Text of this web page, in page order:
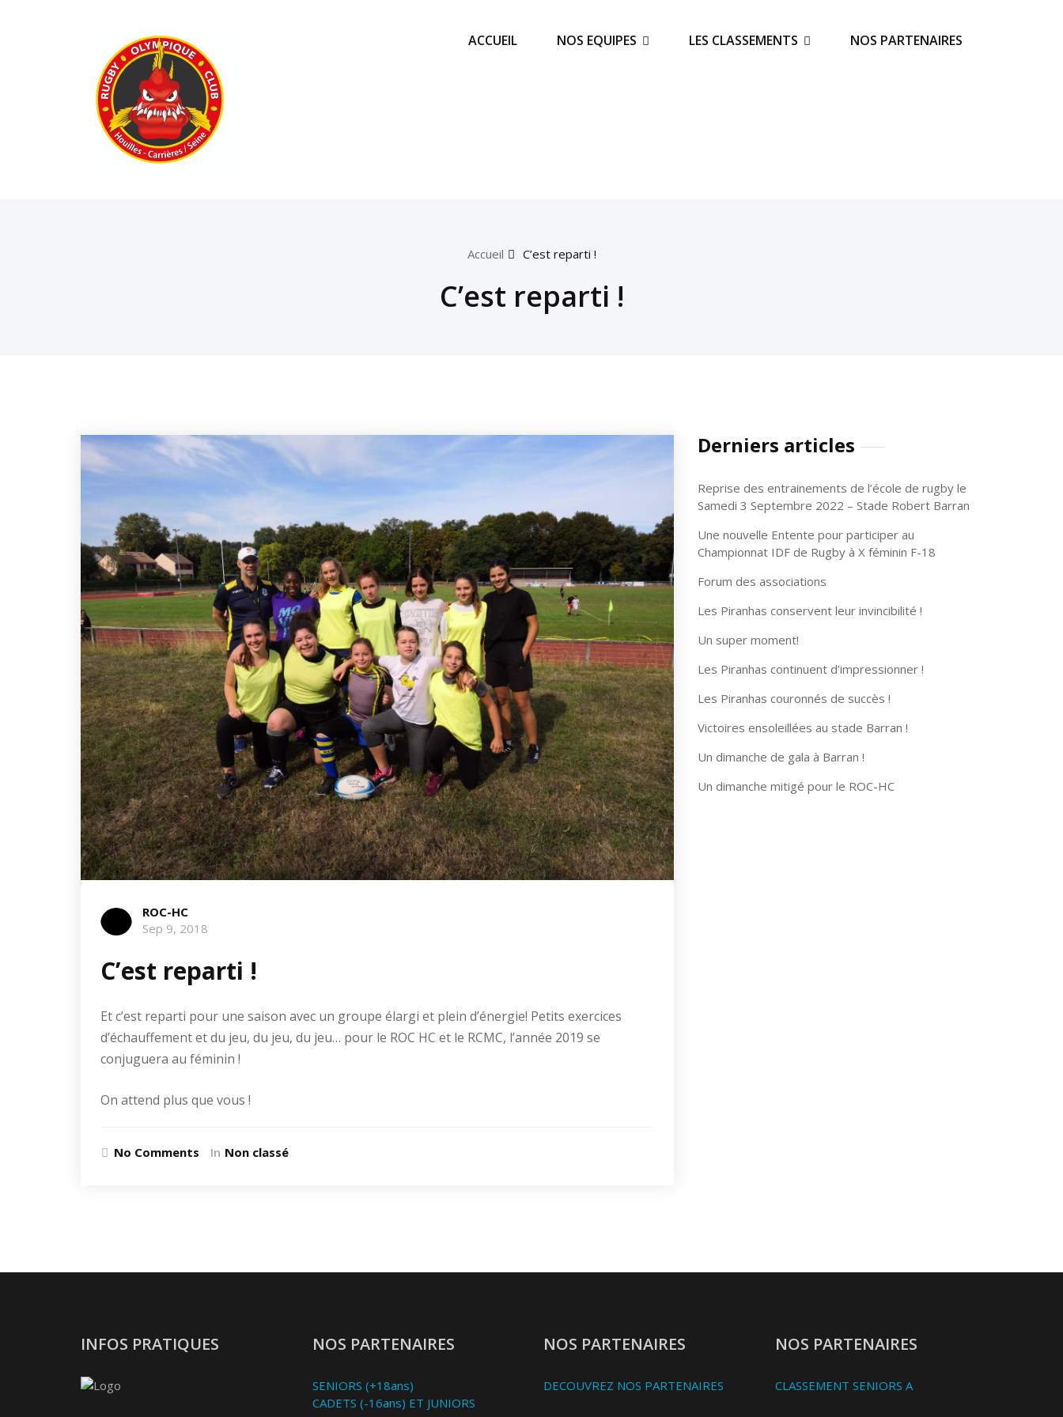
ACCUEIL NOS EQUIPES LES CLASSEMENTS NOS PARTENAIRES
Accueil C’est reparti !
C’est reparti !
ROC-HC
Sep 9, 2018
C’est reparti !
Et c’est reparti pour une saison avec un groupe élargi et plein d’énergie! Petits exercices
d’échauffement et du jeu, du jeu, du jeu… pour le ROC HC et le RCMC, l’année 2019 se
conjuguera au féminin !
On attend plus que vous !
No Comments In Non classé
Derniers articles
Reprise des entrainements de l’école de rugby le
Samedi 3 Septembre 2022 – Stade Robert Barran
Une nouvelle Entente pour participer au
Championnat IDF de Rugby à X féminin F-18
Forum des associations
Les Piranhas conservent leur invincibilité !
Un super moment!
Les Piranhas continuent d’impressionner !
Les Piranhas couronnés de succès !
Victoires ensoleillées au stade Barran !
Un dimanche de gala à Barran !
Un dimanche mitigé pour le ROC-HC
INFOS PRATIQUES NOS PARTENAIRES
SENIORS (+18ans)
CADETS (-16ans) ET JUNIORS
NOS PARTENAIRES
DECOUVREZ NOS PARTENAIRES
NOS PARTENAIRES
CLASSEMENT SENIORS A